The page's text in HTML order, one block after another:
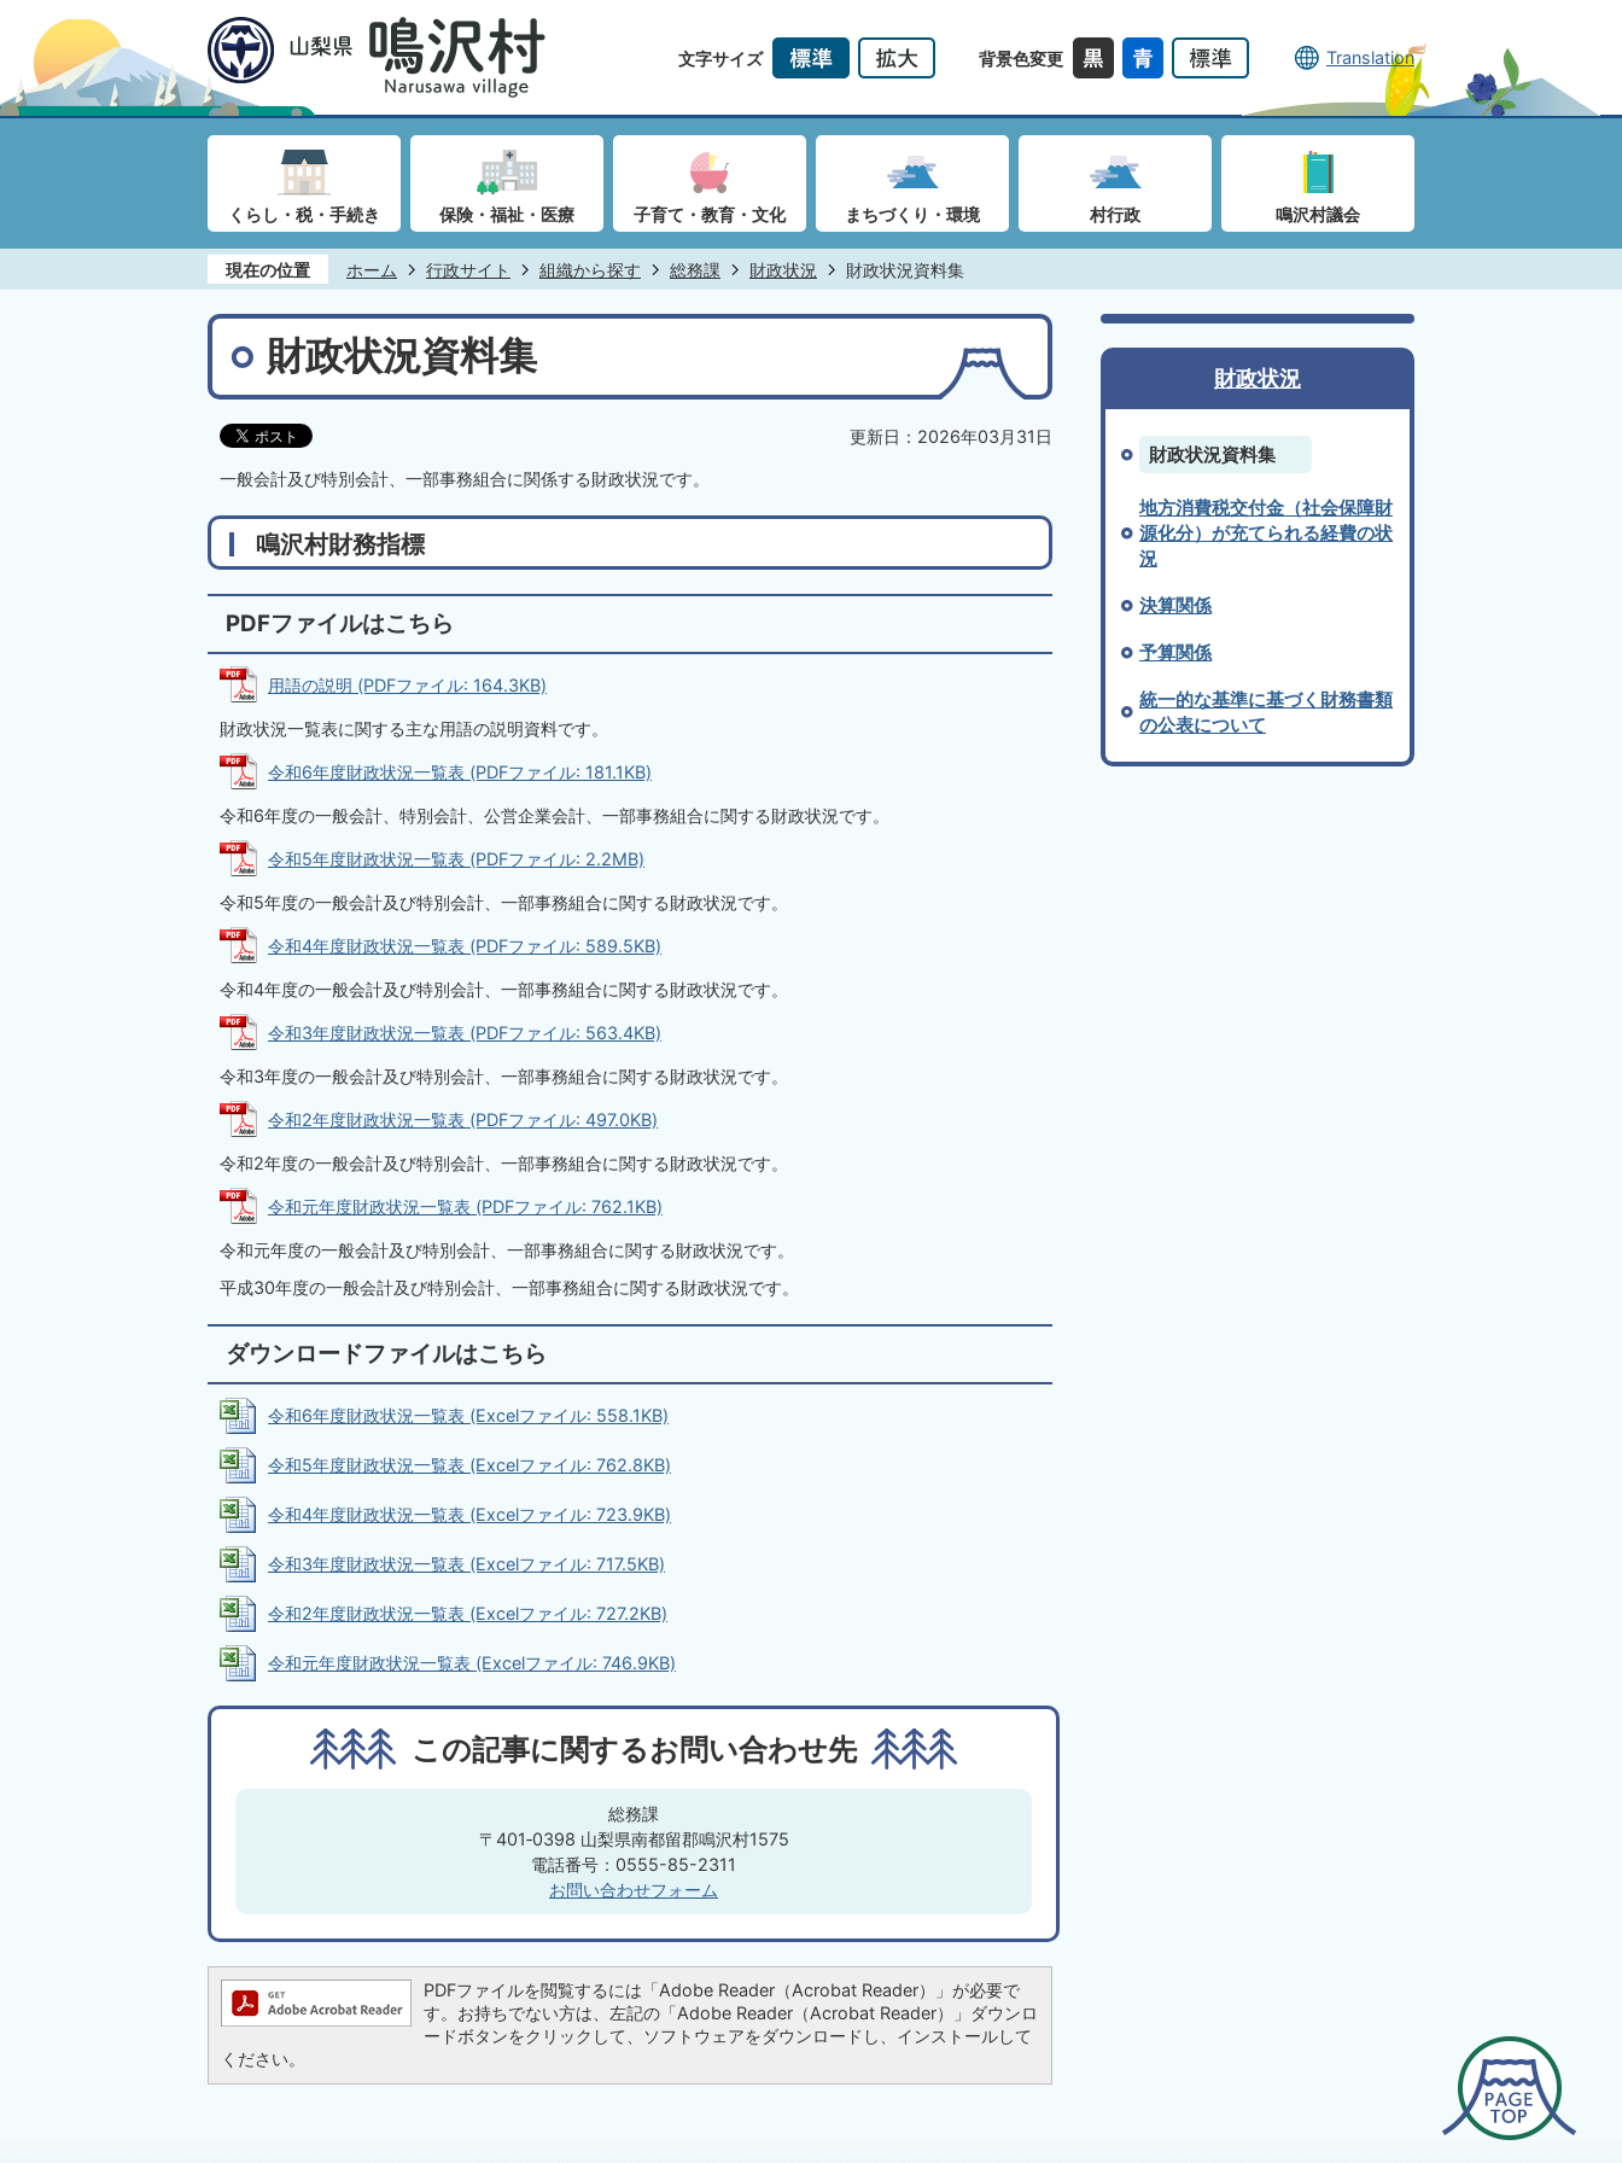
文字サイズ 背景色変更 Translation
くらし・税・手続き 保険・福祉・医療 子育て・教育・文化 まちづくり・環境 村行政 鳴沢村議会
現在の位置 ホーム 行政サイト 組織から探す 総務課 財政状況 財政状況資料集
財政状況資料集
更新日：2026年03月31日
一般会計及び特別会計、一部事務組合に関係する財政状況です。
鳴沢村財務指標
PDFファイルはこちら
用語の説明 (PDFファイル: 164.3KB)
財政状況一覧表に関する主な用語の説明資料です。
令和6年度財政状況一覧表 (PDFファイル: 181.1KB)
令和6年度の一般会計、特別会計、公営企業会計、一部事務組合に関する財政状況です。
令和5年度財政状況一覧表 (PDFファイル: 2.2MB)
令和5年度の一般会計及び特別会計、一部事務組合に関する財政状況です。
令和4年度財政状況一覧表 (PDFファイル: 589.5KB)
令和4年度の一般会計及び特別会計、一部事務組合に関する財政状況です。
令和3年度財政状況一覧表 (PDFファイル: 563.4KB)
令和3年度の一般会計及び特別会計、一部事務組合に関する財政状況です。
令和2年度財政状況一覧表 (PDFファイル: 497.0KB)
令和2年度の一般会計及び特別会計、一部事務組合に関する財政状況です。
令和元年度財政状況一覧表 (PDFファイル: 762.1KB)
令和元年度の一般会計及び特別会計、一部事務組合に関する財政状況です。
平成30年度の一般会計及び特別会計、一部事務組合に関する財政状況です。
ダウンロードファイルはこちら
令和6年度財政状況一覧表 (Excelファイル: 558.1KB)
令和5年度財政状況一覧表 (Excelファイル: 762.8KB)
令和4年度財政状況一覧表 (Excelファイル: 723.9KB)
令和3年度財政状況一覧表 (Excelファイル: 717.5KB)
令和2年度財政状況一覧表 (Excelファイル: 727.2KB)
令和元年度財政状況一覧表 (Excelファイル: 746.9KB)
この記事に関するお問い合わせ先
総務課
〒401‐0398 山梨県南都留郡鳴沢村1575
電話番号：0555-85-2311
お問い合わせフォーム
PDFファイルを閲覧するには「Adobe Reader（Acrobat Reader）」が必要で
す。お持ちでない方は、左記の「Adobe Reader（Acrobat Reader）」ダウンロ
ードボタンをクリックして、ソフトウェアをダウンロードし、インストールして
ください。
財政状況
財政状況資料集
地方消費税交付金（社会保障財
源化分）が充てられる経費の状
況
決算関係
予算関係
統一的な基準に基づく財務書類
の公表について